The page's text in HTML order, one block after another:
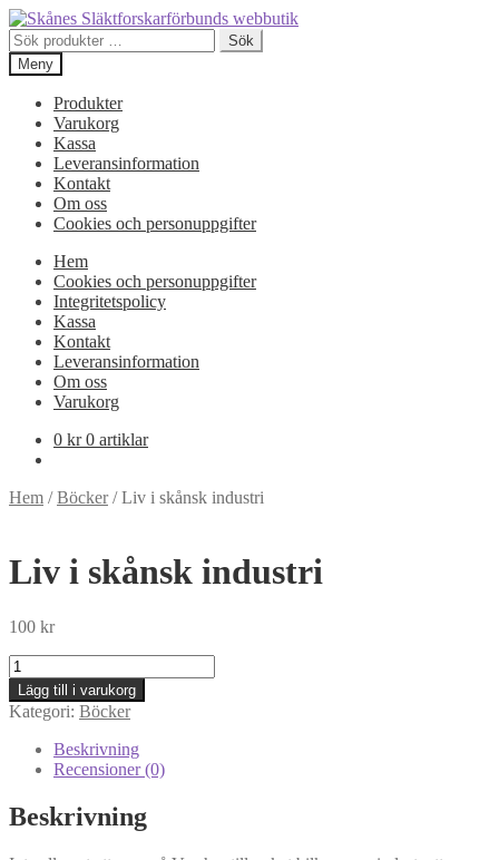
Hoppa
till
navigering
Hoppa
till
innehåll
Sök
efter:
Sök
Meny
Produkter
Varukorg
Kassa
Leveransinformation
Kontakt
Om oss
Cookies och personuppgifter
Hem
Cookies och personuppgifter
Integritetspolicy
Kassa
Kontakt
Leveransinformation
Om oss
Varukorg
0 kr 0 artiklar
Hem /Böcker/Liv i skånsk industri
Liv i skånsk industri
100 kr
Liv
i
skånsk
industri
mängd
Lägg till i varukorg
Kategori: Böcker
Beskrivning
Recensioner (0)
Beskrivning